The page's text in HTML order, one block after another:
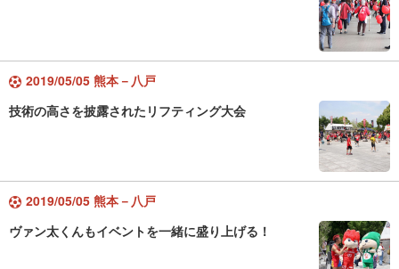
2019/05/05 熊本－八戸
技術の高さを披露されたリフティング大会
2019/05/05 熊本－八戸
ヴァン太くんもイベントを一緒に盛り上げる！